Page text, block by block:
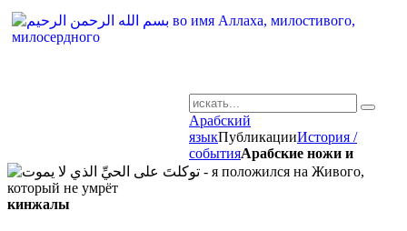
Арабский
языкПубликацииИстория /
событияАрабские ножи и
кинжалы